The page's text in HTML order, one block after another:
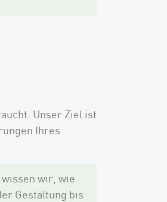
Unser Ziel ist
Ihres
wir, wie
Gestaltung bis